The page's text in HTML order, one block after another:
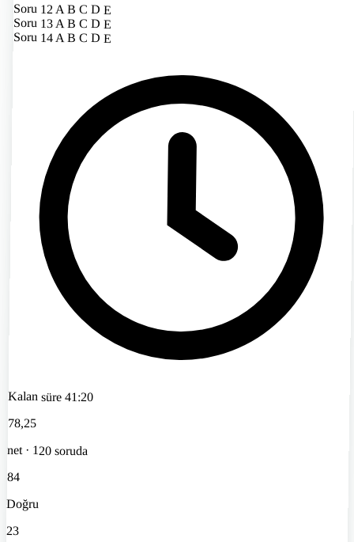
Soru 12 A B C D E
Soru 13 A B C D E
Soru 14 A B C D E
Kalan süre41:20
78,25
net · 120 soruda
84
Doğru
23